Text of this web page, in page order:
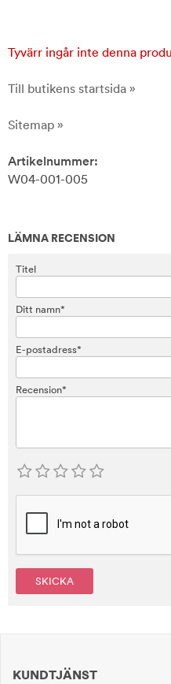
Tyvärr ingår inte denna
Till butikens startsida »
Sitemap »
Artikelnummer:
W04-001-005
LÄMNA RECENSION
Titel
Ditt namn*
E-postadress*
Recension*
SKICKA
KUNDTJÄNST